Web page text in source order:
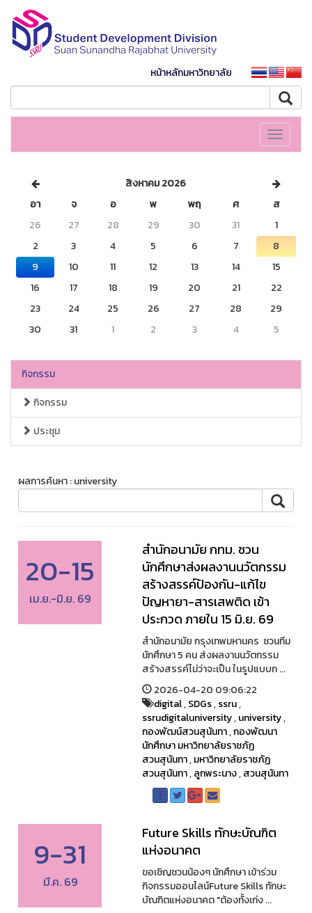
หน้าหลักมหาวิทยาลัย
Toggle
สิงหาคม 2026
อา
จ อ พ พฤ ศ
ส
26
27 28 29 30 31
1
2
3 4 5 6 7
8
9
10 11 12 13 14
15
16
17 18 19 20 21
22
23
24 25 26 27 28
29
30
31 1 2 3 4 5
กิจกรรม
กิจกรรม
ประชุม
ผลการค้นหา : university
20-15
เม.ย.-มิ.ย. 69
สำนักอนามัย กทม. ชวน
นักศึกษาส่งผลงานนวัตกรรม
สร้างสรรค์ป้องกัน-แก้ไข
ปัญหายา-สารเสพติด เข้า
ประกวด ภายใน 15 มิ.ย. 69
สำนักอนามัย กรุงเทพมหานคร ชวนทีม
นักศึกษา 5 คน ส่งผลงานนวัตกรรม
สร้างสรรค์ไม่ว่าจะเป็น ในรูปแบบก ...
2026-04-20 09:06:22
digital,SDGs,ssru,
ssrudigitaluniversity,university,
กองพัฒน์สวนสุนันทา,กองพัฒนา
นักศึกษา มหาวิทยาลัยราชภัฏ
สวนสุนันทา,มหาวิทยาลัยราชภัฏ
สวนสุนันทา,ลูกพระนาง,สวนสุนันทา
9-31
มี.ค. 69
Future Skills ทักษะบัณฑิต
แห่งอนาคต
ขอเชิญชวนน้องๆ นักศึกษา เข้าร่วม
กิจกรรมออนไลน์Future Skills ทักษะ
บัณฑิตแห่งอนาคต "ต้องทั้งเก่ง ...